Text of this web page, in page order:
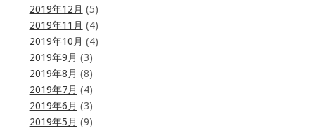
2019年12月 (5)
2019年11月 (4)
2019年10月 (4)
2019年9月 (3)
2019年8月 (8)
2019年7月 (4)
2019年6月 (3)
2019年5月 (9)